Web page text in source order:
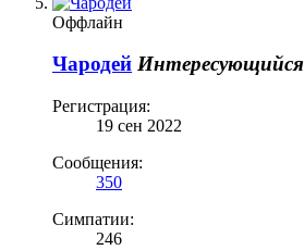
Оффлайн
Чародей Интересующийся
Регистрация:
19 сен 2022
Сообщения:
350
Симпатии:
246